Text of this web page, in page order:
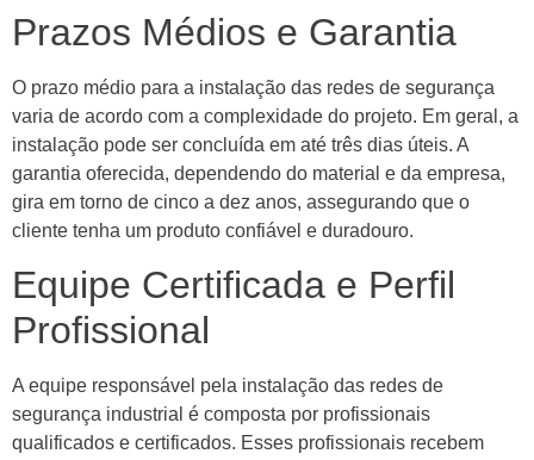
Prazos Médios e Garantia
O prazo médio para a instalação das redes de segurança
varia de acordo com a complexidade do projeto. Em geral, a
instalação pode ser concluída em até três dias úteis. A
garantia oferecida, dependendo do material e da empresa,
gira em torno de cinco a dez anos, assegurando que o
cliente tenha um produto confiável e duradouro.
Equipe Certificada e Perfil
Profissional
A equipe responsável pela instalação das redes de
segurança industrial é composta por profissionais
qualificados e certificados. Esses profissionais recebem